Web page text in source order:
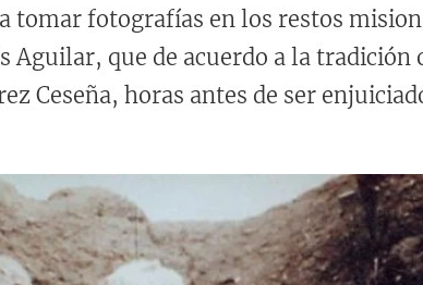
fotografías en los restos
Aguilar, que de acuerdo a la
Ceseña, horas antes de ser